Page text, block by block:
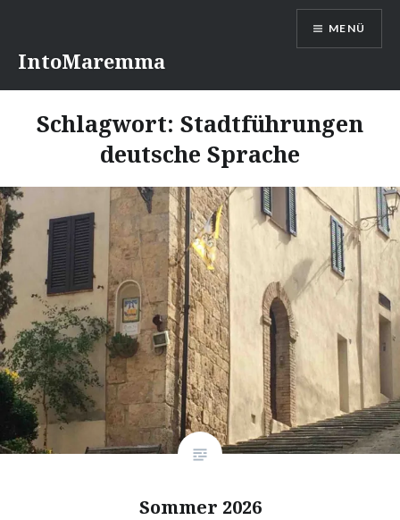
InhaltIntoMaremma
MENÜ
Schlagwort: Stadtführungen
deutsche Sprache
Sommer 2026